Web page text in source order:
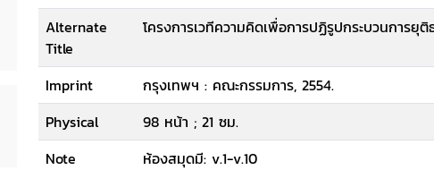
Alternate
Title
โครงการเวทีความคิดเพื่อการปฏิรูปกระบวนการยุติ
Imprint
กรุงเทพฯ : คณะกรรมการ, 2554.
Physical
98 หน้า ; 21 ซม.
Note
ห้องสมุดมี: v.1-v.10